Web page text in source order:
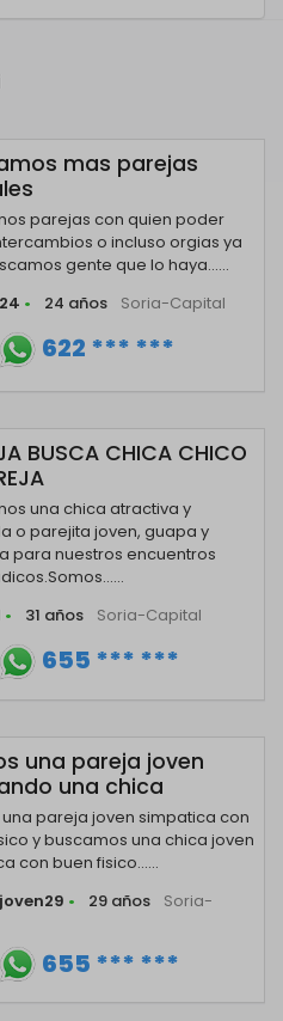
mas parejas
parejas con quien poder
o incluso orgias ya
gente que lo haya......
• 24 años Soria-Capital
622 *** ***
BUSCA CHICA CHICO
una chica atractiva y
o parejita joven, guapa y
para nuestros encuentros
• 31 años Soria-Capital
655 *** ***
una pareja joven
una chica
una pareja joven simpatica con
y buscamos una chica joven
con buen fisico......
• 29 años Soria-
655 *** ***